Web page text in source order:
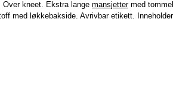
Over kneet. Ekstra lange mansjettermed
med løkkebakside. Avrivbar etikett.